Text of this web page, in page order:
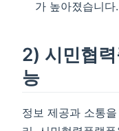
가 높아졌습니다.
2) 시민협
능
정보 제공과 소통